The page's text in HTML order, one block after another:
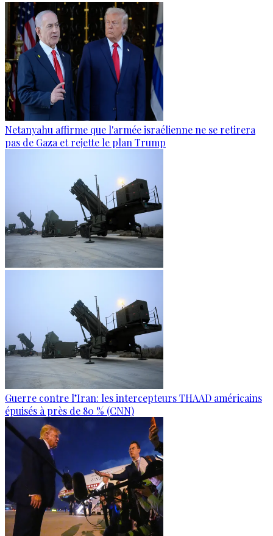
Netanyahu affirme que l'armée israélienne ne se retirera
pas de Gaza et rejette le plan Trump
Guerre contre l’Iran: les intercepteurs THAAD américains
épuisés à près de 80 % (CNN)